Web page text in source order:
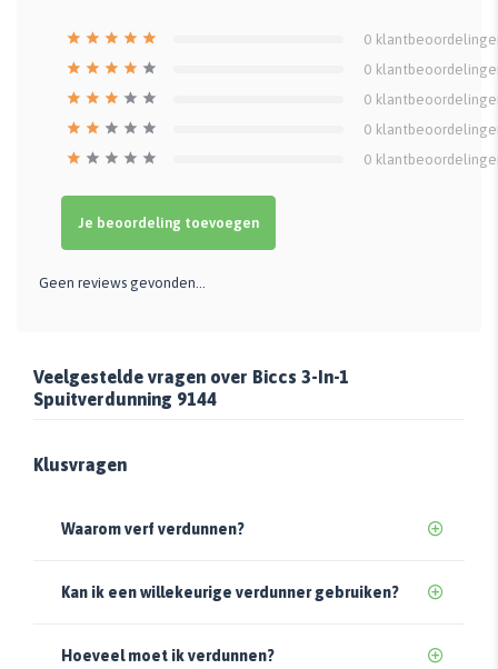
0
0
0
0
0
Je beoordeling toevoegen
Geen reviews gevonden...
Veelgestelde vragen over Biccs 3-In-1
Spuitverdunning 9144
Klusvragen
Waarom verf verdunnen?
Kan ik een willekeurige verdunner gebruiken?
Hoeveel moet ik verdunnen?